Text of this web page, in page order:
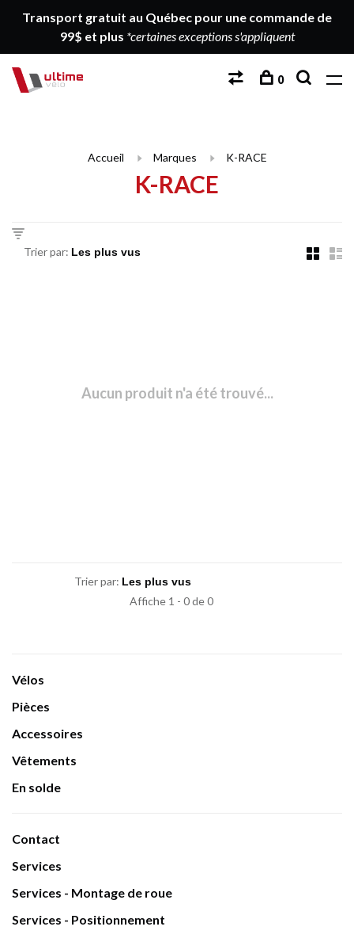
Transport gratuit au Québec pour une commande de
99$ et plus *certaines exceptions s'appliquent
0
Accueil Marques K-RACE
K-RACE
Trier par:
Aucun produit n'a été trouvé...
Trier par:
Affiche 1 - 0 de 0
Vélos
Pièces
Accessoires
Vêtements
En solde
Contact
Services
Services - Montage de roue
Services - Positionnement